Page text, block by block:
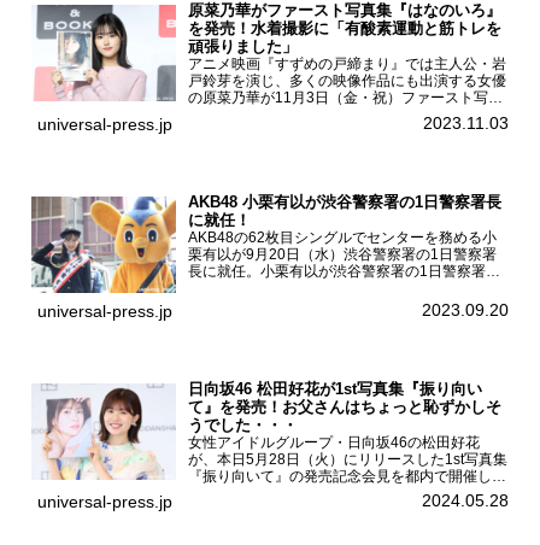
原菜乃華がファースト写真集『はなのいろ』
を発売！水着撮影に「有酸素運動と筋トレを
頑張りました」
アニメ映画『すずめの戸締まり』では主人公・岩
戸鈴芽を演じ、多くの映像作品にも出演する女優
の原菜乃華が11月3日（金・祝）ファースト写真
集『はなのいろ』発売記念イベントを
HMV&BOOKS SHIBUYAで開催した。原菜乃華フ
universal-press.jp 2023.11.03
AKB48 小栗有以が渋谷警察署の1日警察署長
に就任！
AKB48の62枚目シングルでセンターを務める小
栗有以が9月20日（水）渋谷警察署の1日警察署
長に就任。小栗有以が渋谷警察署の1日警察署長
での10日間実施される令和5年 秋の全国交通安全
universal-press.jp 2023.09.20
日向坂46 松田好花が1st写真集『振り向い
て』を発売！お父さんはちょっと恥ずかしそ
うでした・・・
女性アイドルグループ・日向坂46の松田好花
が、本日5月28日（火）にリリースした1st写真集
『振り向いて』の発売記念会見を都内で開催し
た。日向坂46 松田好花1st写真集『振り向いて』
発売記念会見写真集では日向坂46の松田好花を
universal-press.jp 2024.05.28